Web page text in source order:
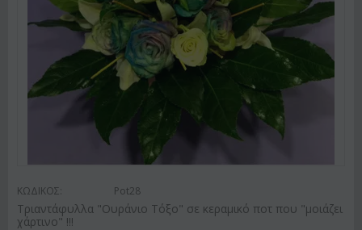
ΚΩΔΙΚΟΣ: Pot28
Tριαντάφυλλα "Ουράνιο Τόξο" σε κεραμικό ποτ που "μοιάζει
χάρτινο" !!!